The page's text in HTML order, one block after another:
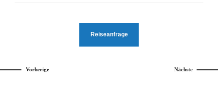
Reiseanfrage
Vorherige Nächste